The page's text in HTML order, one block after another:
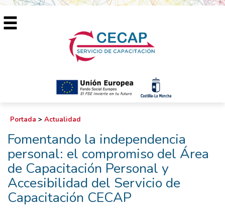
Portada > Actualidad
Fomentando la independencia
personal: el compromiso del Área
de Capacitación Personal y
Accesibilidad del Servicio de
Capacitación CECAP